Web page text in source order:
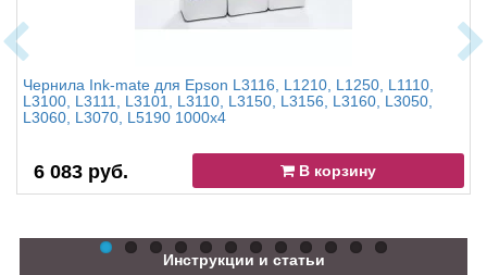
Чернила Ink-mate для Epson L3116, L1210, L1250, L1110,
L3100, L3111, L3101, L3110, L3150, L3156, L3160, L3050,
L3060, L3070, L5190 1000x4
6 083 руб. В корзину
Инструкции и статьи